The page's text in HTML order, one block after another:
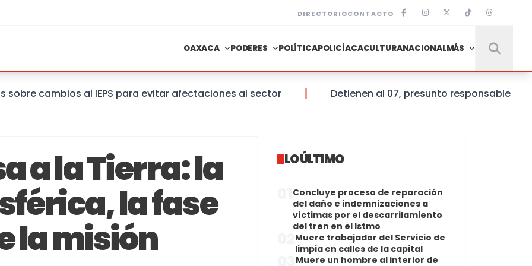
DIRECTORIOCONTACTO
OAXACA PODERES POLÍTICAPOLICÍACACULTURANACIONALMÁS
cambios al IEPS para evitar afectaciones al sector Detienen al 07, presunto responsable de la
a la Tierra: la
la fase
la misión
LO ÚLTIMO
Concluye proceso de reparación
del daño e indemnizaciones a
víctimas por el descarrilamiento
del tren en el Istmo
Muere trabajador del Servicio de
limpia en calles de la capital
Muere un hombre al interior de